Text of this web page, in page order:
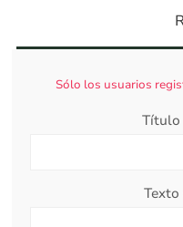
Sólo los usuarios
Título
Texto